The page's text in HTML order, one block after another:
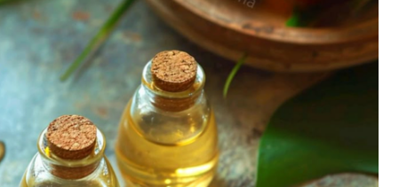
단기알바 장기알바 주말알바 야간알바 주간알바
재택알바 알바플랫폼 제주알바 광주알바